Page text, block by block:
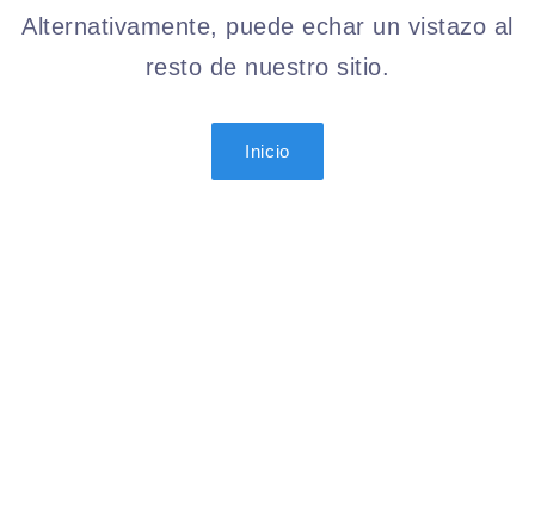
Alternativamente, puede echar un vistazo al
resto de nuestro sitio.
Inicio